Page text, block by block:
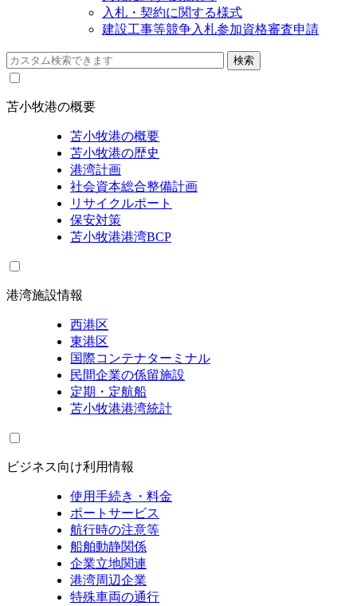
入札・契約に関する様式
建設工事等競争入札参加資格審査申請
苫小牧港の概要
苫小牧港の概要
苫小牧港の歴史
港湾計画
社会資本総合整備計画
リサイクルポート
保安対策
苫小牧港港湾BCP
港湾施設情報
西港区
東港区
国際コンテナターミナル
民間企業の係留施設
定期・定航船
苫小牧港港湾統計
ビジネス向け利用情報
使用手続き・料金
ポートサービス
航行時の注意等
船舶動静関係
企業立地関連
港湾周辺企業
特殊車両の通行